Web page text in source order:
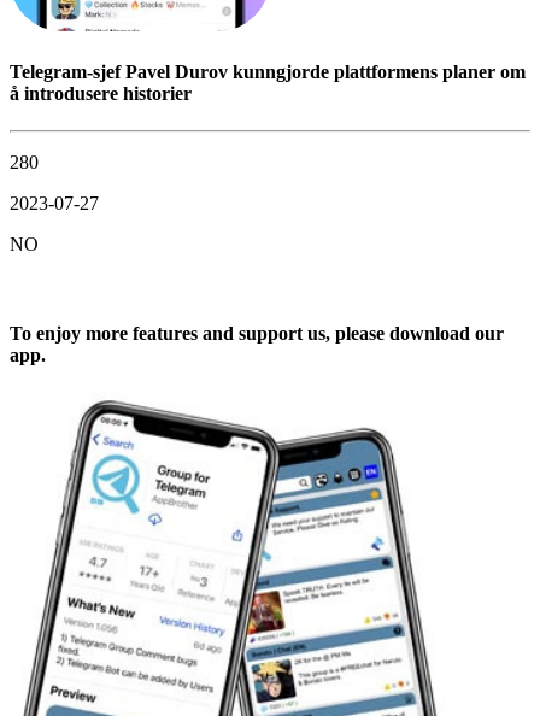
Telegram-sjef Pavel Durov kunngjorde plattformens planer om
å introdusere historier
280
2023-07-27
NO
To enjoy more features and support us, please download our
app.